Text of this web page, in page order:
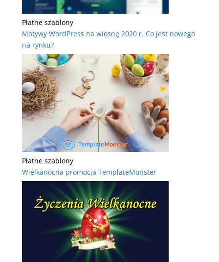
Płatne szablony
Motywy WordPress na wiosnę 2020 r. Co jest nowego
na rynku?
Płatne szablony
Wielkanocna promocja TemplateMonster